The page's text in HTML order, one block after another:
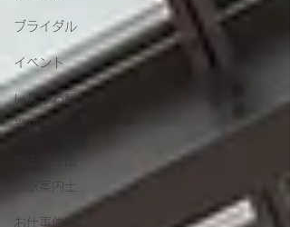
ブライダル
イベント
いしかわ観
光特使
通訳案内士
お仕事仲間